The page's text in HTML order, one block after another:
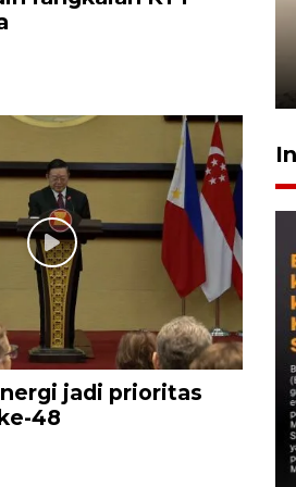
jadi prioritas
48
Persebaya, striker
Sananta
naluri